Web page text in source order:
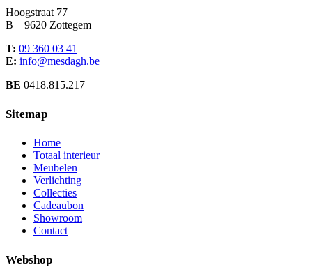
Hoogstraat 77
B – 9620 Zottegem
T: 09 360 03 41
E: info@mesdagh.be
BE 0418.815.217
Sitemap
Home
Totaal interieur
Meubelen
Verlichting
Collecties
Cadeaubon
Showroom
Contact
Webshop